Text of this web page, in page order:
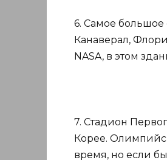
6. Самое
Канаверал,
NASA, в этом
7. Стадион
Корее.
время, но если